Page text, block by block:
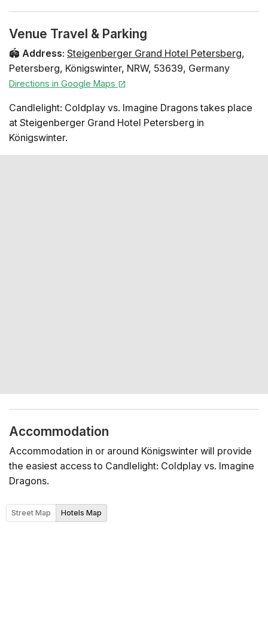
Coldplay - feelslikeimfallinginlove Imagine Dragons -
Follow You Imagine Dragons - Bad Liar Imagine Dragons
- Believer Coldplay - Sky Full of Stars Coldplay - Viva la
Vida Künstler:innen Es spiel ein Streichquartett. Der
Venue Travel & Parking
🏟️ Address: Steigenberger Grand Hotel Petersberg,
Petersberg, Königswinter, NRW, 53639, Germany
Directions in Google Maps
Candlelight: Coldplay vs. Imagine Dragons takes place
at Steigenberger Grand Hotel Petersberg in
Königswinter.
Accommodation
Accommodation in or around Königswinter will provide
the easiest access to Candlelight: Coldplay vs. Imagine
Dragons.
Street Map Hotels Map